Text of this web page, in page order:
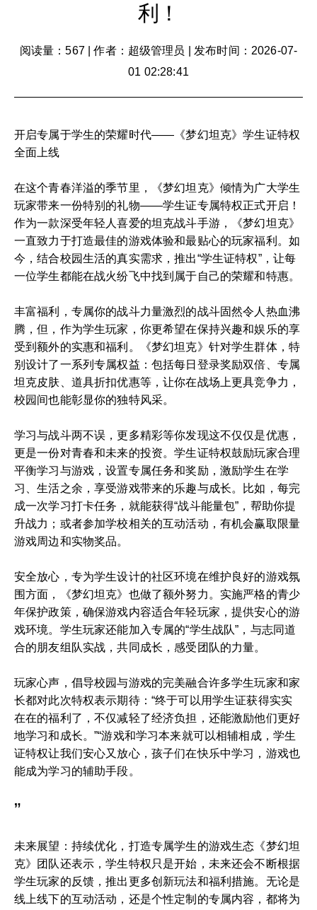
利！
阅读量：567|作者：超级管理员
发布时间：2026-07-
01 02:28:41
开启专属于学生的荣耀时代——《梦幻坦克》学生证特权
全面上线
在这个青春洋溢的季节里，《梦幻坦克》倾情为广大学生
玩家带来一份特别的礼物——学生证专属特权正式开启！
作为一款深受年轻人喜爱的坦克战斗手游，《梦幻坦克》
一直致力于打造最佳的游戏体验和最贴心的玩家福利。如
今，结合校园生活的真实需求，推出“学生证特权”，让每
一位学生都能在战火纷飞中找到属于自己的荣耀和特惠。
丰富福利，专属你的战斗力量激烈的战斗固然令人热血沸
腾，但，作为学生玩家，你更希望在保持兴趣和娱乐的享
受到额外的实惠和福利。《梦幻坦克》针对学生群体，特
别设计了一系列专属权益：包括每日登录奖励双倍、专属
坦克皮肤、道具折扣优惠等，让你在战场上更具竞争力，
校园间也能彰显你的独特风采。
学习与战斗两不误，更多精彩等你发现这不仅仅是优惠，
更是一份对青春和未来的投资。学生证特权鼓励玩家合理
平衡学习与游戏，设置专属任务和奖励，激励学生在学
习、生活之余，享受游戏带来的乐趣与成长。比如，每完
成一次学习打卡任务，就能获得“战斗能量包”，帮助你提
升战力；或者参加学校相关的互动活动，有机会赢取限量
游戏周边和实物奖品。
安全放心，专为学生设计的社区环境在维护良好的游戏氛
围方面，《梦幻坦克》也做了额外努力。实施严格的青少
年保护政策，确保游戏内容适合年轻玩家，提供安心的游
戏环境。学生玩家还能加入专属的“学生战队”，与志同道
合的朋友组队实战，共同成长，感受团队的力量。
玩家心声，倡导校园与游戏的完美融合许多学生玩家和家
长都对此次特权表示期待：“终于可以用学生证获得实实
在在的福利了，不仅减轻了经济负担，还能激励他们更好
地学习和成长。”“游戏和学习本来就可以相辅相成，学生
证特权让我们安心又放心，孩子们在快乐中学习，游戏也
能成为学习的辅助手段。
”
未来展望：持续优化，打造专属学生的游戏生态《梦幻坦
克》团队还表示，学生特权只是开始，未来还会不断根据
学生玩家的反馈，推出更多创新玩法和福利措施。无论是
线上线下的互动活动，还是个性定制的专属内容，都将为